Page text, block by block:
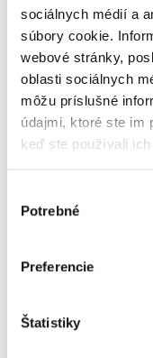
sociálnych médií a
súbory cookie.
webové stránky,
oblasti sociálnych
môžu príslušné
údajmi, ktoré ste im
keď ste používali ich
súhlasu
Potrebné
Preferencie
Štatistiky
cudzinou a to
poriadku, ale
prijatých
23,81 €